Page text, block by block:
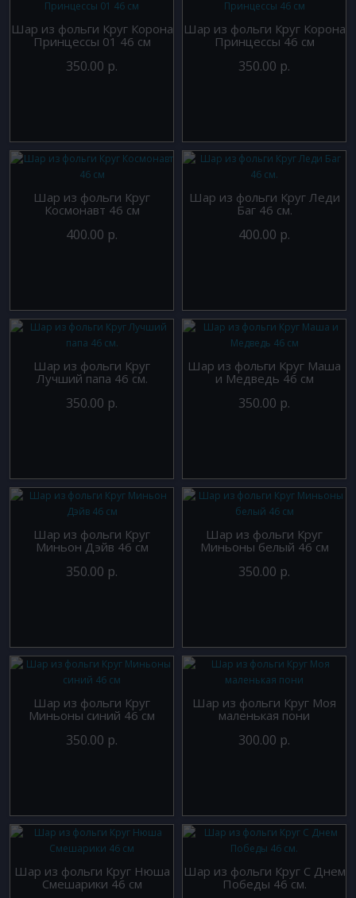
Шар из фольги Круг Корона
Принцессы 01 46 см
350.00 р.
Шар из фольги Круг Корона
Принцессы 46 см
350.00 р.
Шар из фольги Круг
Космонавт 46 см
400.00 р.
Шар из фольги Круг Леди
Баг 46 см.
400.00 р.
Шар из фольги Круг
Лучший папа 46 см.
350.00 р.
Шар из фольги Круг Маша
и Медведь 46 см
350.00 р.
Шар из фольги Круг
Миньон Дэйв 46 см
350.00 р.
Шар из фольги Круг
Миньоны белый 46 см
350.00 р.
Шар из фольги Круг
Миньоны синий 46 см
350.00 р.
Шар из фольги Круг Моя
маленькая пони
300.00 р.
Шар из фольги Круг Нюша
Смешарики 46 см
Шар из фольги Круг С Днем
Победы 46 см.